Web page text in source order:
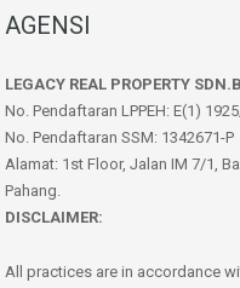
AGENSI
LEGACY REAL PROPERTY
No. Pendaftaran LPPEH: E(1)
No. Pendaftaran SSM: 1342671-P
Alamat: 1st Floor, Jalan IM 7/1,
Pahang.
DISCLAIMER:
All practices are in accordance